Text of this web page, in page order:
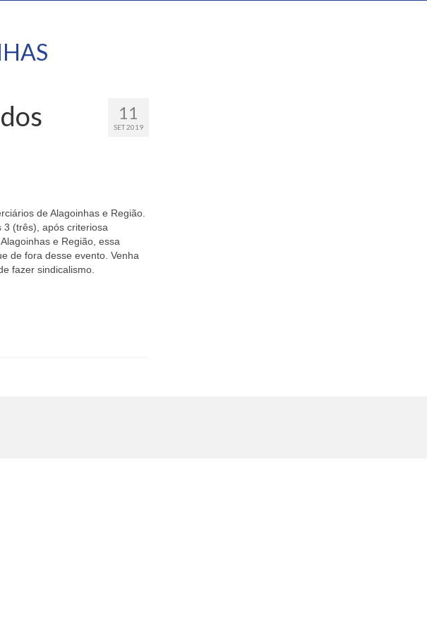
11
SET 2019
de Alagoinhas e Região.
(três), após criteriosa
e Região, essa
de fora desse evento. Venha
fazer sindicalismo.